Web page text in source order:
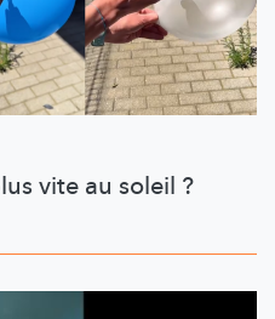
vite au soleil ?